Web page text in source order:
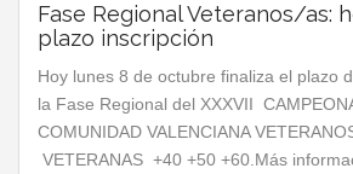
Fase Regional Veteranos/as:
plazo inscripción
Hoy lunes 8 de octubre finaliza el plazo
la Fase Regional del XXXVII
COMUNIDAD VALENCIANA
VETERANAS +40 +50 +60.Más